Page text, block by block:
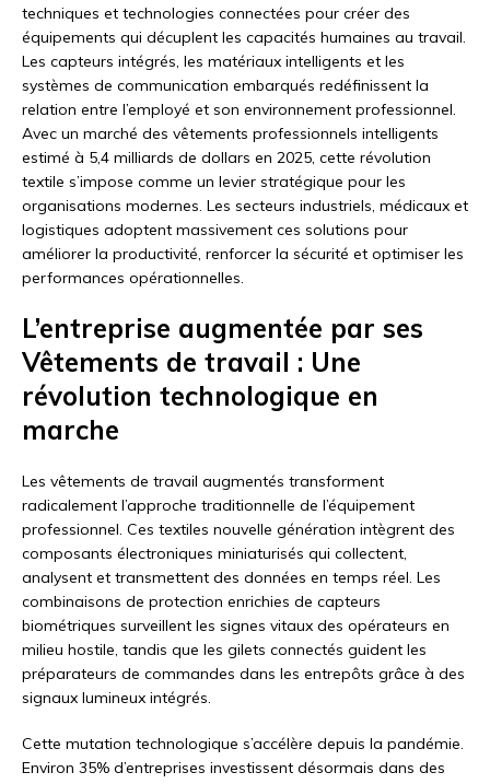
techniques et technologies connectées pour créer des
équipements qui décuplent les capacités humaines au travail.
Les capteurs intégrés, les matériaux intelligents et les
systèmes de communication embarqués redéfinissent la
relation entre l’employé et son environnement professionnel.
Avec un marché des vêtements professionnels intelligents
estimé à 5,4 milliards de dollars en 2025, cette révolution
textile s’impose comme un levier stratégique pour les
organisations modernes. Les secteurs industriels, médicaux et
logistiques adoptent massivement ces solutions pour
améliorer la productivité, renforcer la sécurité et optimiser les
performances opérationnelles.
L’entreprise augmentée par ses
Vêtements de travail : Une
révolution technologique en
marche
Les vêtements de travail augmentés transforment
radicalement l’approche traditionnelle de l’équipement
professionnel. Ces textiles nouvelle génération intègrent des
composants électroniques miniaturisés qui collectent,
analysent et transmettent des données en temps réel. Les
combinaisons de protection enrichies de capteurs
biométriques surveillent les signes vitaux des opérateurs en
milieu hostile, tandis que les gilets connectés guident les
préparateurs de commandes dans les entrepôts grâce à des
signaux lumineux intégrés.
Cette mutation technologique s’accélère depuis la pandémie.
Environ 35% d’entreprises investissent désormais dans des